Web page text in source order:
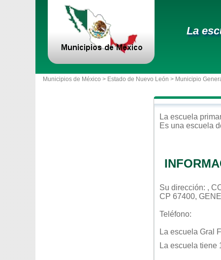
La
Municipios de México > Estado de Nuevo León > Municipio
La escuela
Es una escuela
Su dirección: ,
CP 67400,
Teléfono:
La escuela Gral
La escuela tiene